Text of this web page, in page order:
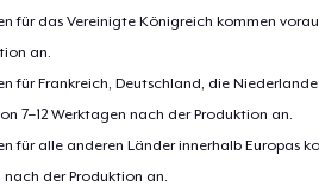
für das Vereinigte Königreich kommen
an.
für Frankreich, Deutschland, die
7–12 Werktagen nach der Produktion an.
für alle anderen Länder innerhalb Europas
nach der Produktion an.